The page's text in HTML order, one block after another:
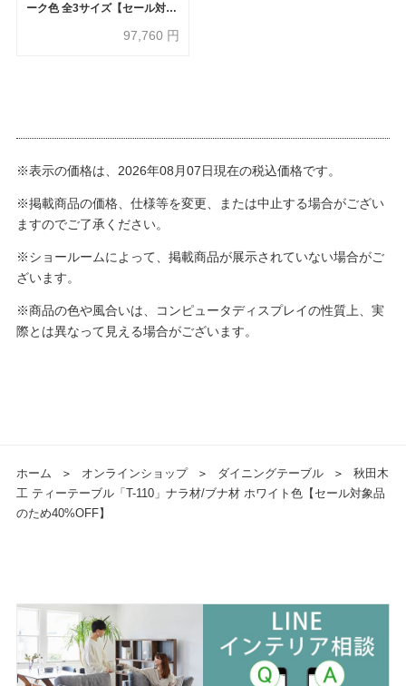
ーク色 全3サイズ【セール対象
97,760 円
※表示の価格は、2026年08月07日現在の税込価格です。
※掲載商品の価格、仕様等を変更、または中止する場合がござい
ますのでご了承ください。
※ショールームによって、掲載商品が展示されていない場合がご
ざいます。
※商品の色や風合いは、コンピュータディスプレイの性質上、実
際とは異なって見える場合がございます。
ホーム ＞ オンラインショップ ＞ ダイニングテーブル ＞
秋田木
工 ティーテーブル「T-110」ナラ材/ブナ材 ホワイト色【セール対象品
のため40%OFF】